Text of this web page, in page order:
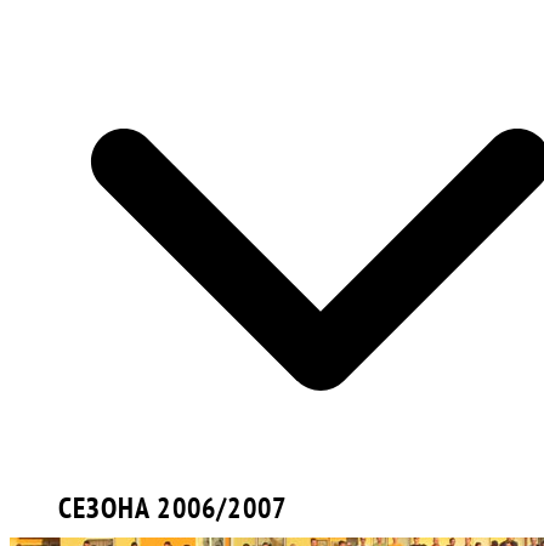
СЕЗОНА 2006/2007